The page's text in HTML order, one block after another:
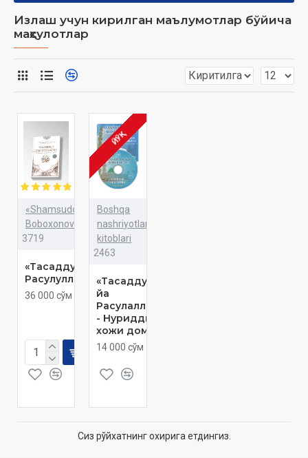
Излаш учун кирилган маълумотлар бўйича
маҳсулотлар
«Shamsuddinxon
Boboxonov»
3719
«Тасаддуқ, ё
Расулуллоҳ»
36 000 сўм
ЙЎҚ
Boshqa
nashriyotlar
kitoblari
2463
«Тасаддуқ,
йа
Расулаллоҳ»
- Нуриддин
хожи домла
14 000 сўм
Сиз рўйхатнинг охирига етдингиз.